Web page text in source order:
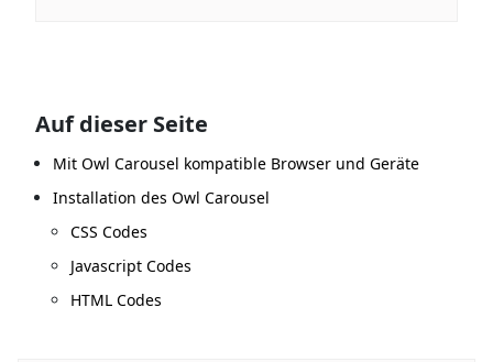
Auf dieser Seite
Mit Owl Carousel kompatible Browser und Geräte
Installation des Owl Carousel
CSS Codes
Javascript Codes
HTML Codes